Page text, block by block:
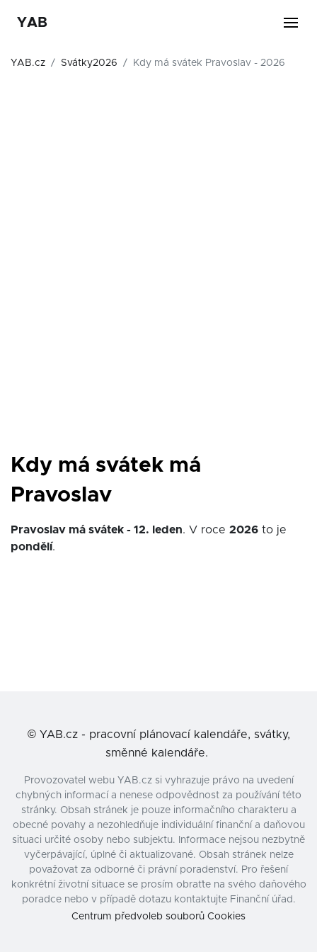
YAB
YAB.cz Svátky2026 Kdy má svátek Pravoslav - 2026
Kdy má svátek má
Pravoslav
Pravoslav má svátek - 12. leden. V roce 2026 to je
pondělí.
© YAB.cz - pracovní plánovací kalendáře, svátky,
směnné kalendáře.
Provozovatel webu YAB.cz si vyhrazuje právo na uvedení
chybných informací a nenese odpovědnost za používání této
stránky. Obsah stránek je pouze informačního charakteru a
obecné povahy a nezohledňuje individuální finanční a daňovou
situaci určité osoby nebo subjektu. Informace nejsou nezbytně
vyčerpávající, úplné či aktualizované. Obsah stránek nelze
považovat za odborné či právní poradenství. Pro řešení
konkrétní životní situace se prosím obraťte na svého daňového
poradce nebo v případě dotazu kontaktujte Finanční úřad.
Centrum předvoleb souborů Cookies